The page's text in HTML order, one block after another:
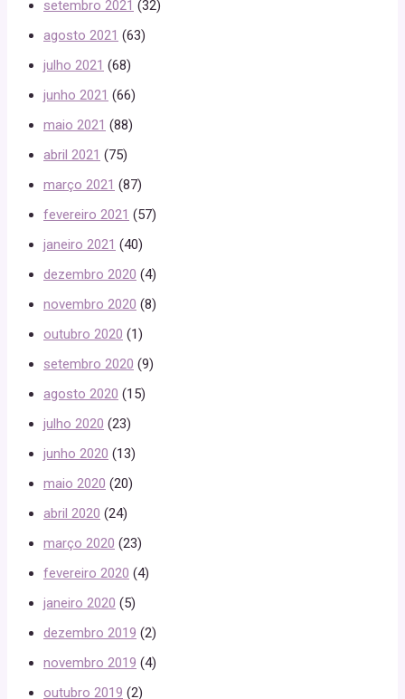
setembro 2021 (32)
agosto 2021 (63)
julho 2021 (68)
junho 2021 (66)
maio 2021 (88)
abril 2021 (75)
março 2021 (87)
fevereiro 2021 (57)
janeiro 2021 (40)
dezembro 2020 (4)
novembro 2020 (8)
outubro 2020 (1)
setembro 2020 (9)
agosto 2020 (15)
julho 2020 (23)
junho 2020 (13)
maio 2020 (20)
abril 2020 (24)
março 2020 (23)
fevereiro 2020 (4)
janeiro 2020 (5)
dezembro 2019 (2)
novembro 2019 (4)
outubro 2019 (2)